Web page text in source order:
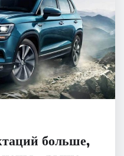
больше,